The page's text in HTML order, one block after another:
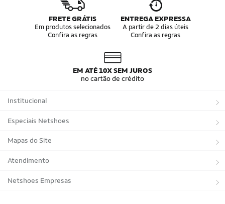
FRETE GRÁTIS
Em produtos selecionados
Confira as regras
ENTREGA EXPRESSA
A partir de 2 dias úteis
Confira as regras
EM ATÉ 10X SEM JUROS
no cartão de crédito
Institucional
Sobre a Netshoes
Política de Privacidade
Programa de Afiliados
Regulamentos
Especiais Netshoes
Suplementos
Corrida
Bicicletas
Mapas do Site
Marcas
Tipos de Produtos
Atendimento
Trocas e devoluções
Netshoes Empresas